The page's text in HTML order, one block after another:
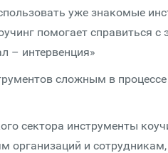
уже знакомые
помогает справиться
– интервенция»
сложным в
сектора инструменты
организаций и